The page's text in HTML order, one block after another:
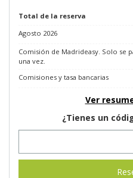
Total de la reserva
Agosto 2026
Comisión de Madrideasy. Solo se
una vez.
Comisiones y tasa bancarias
Ver
¿Tienes un